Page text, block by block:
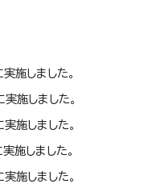
施しました。
施しました。
施しました。
施しました。
施しました。